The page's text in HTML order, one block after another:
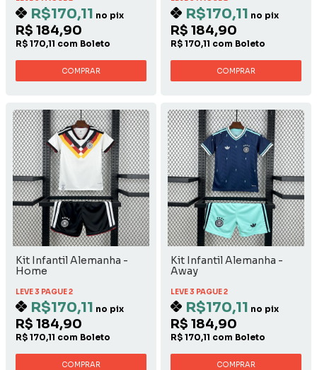
R$170,11 no pix
R$ 184,90
R$ 170,11 com Boleto
COMPRAR
R$170,11 no pix
R$ 184,90
R$ 170,11 com Boleto
COMPRAR
Kit Infantil Alemanha -
Home
LEVE 3 PAGUE 2
R$170,11 no pix
R$ 184,90
R$ 170,11 com Boleto
COMPRAR
Kit Infantil Alemanha -
Away
LEVE 3 PAGUE 2
R$170,11 no pix
R$ 184,90
R$ 170,11 com Boleto
COMPRAR